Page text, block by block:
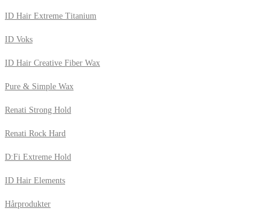
ID Hair Extreme Titanium
ID Voks
ID Hair Creative Fiber Wax
Pure & Simple Wax
Renati Strong Hold
Renati Rock Hard
D:Fi Extreme Hold
ID Hair Elements
Hårprodukter